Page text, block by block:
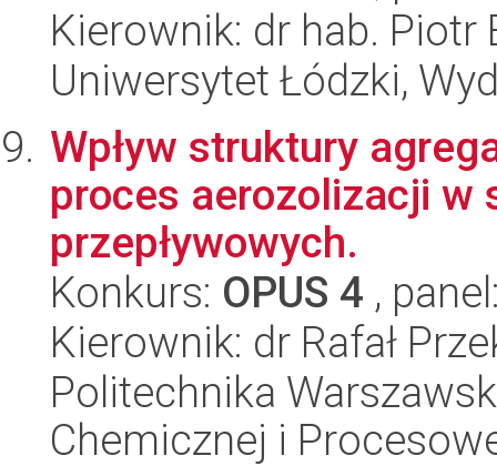
Kierownik: dr hab. Piotr
Uniwersytet Łódzki,
Wpływ struktury
proces aerozolizacji w
przepływowych.
Konkurs: OPUS 4 ,
Kierownik: dr Rafał
Politechnika
Chemicznej i